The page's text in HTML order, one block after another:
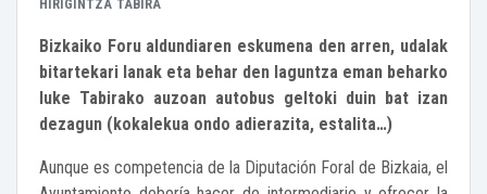
HIRIGINTZA TABIRA
Bizkaiko Foru aldundiaren eskumena den arren, udalak
bitartekari lanak eta behar den laguntza eman beharko
luke Tabirako auzoan autobus geltoki duin bat izan
dezagun (kokalekua ondo adierazita, estalita…)
Aunque es competencia de la Diputación Foral de Bizkaia, el